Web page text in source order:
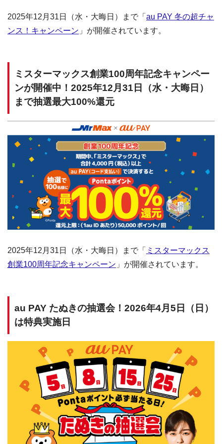
2025年12月31日（水・大晦日）まで「 au PAY 冬の超チャ
ンス！キャンペーン 」が開催されています。
ミスターマックス創業100周年記念キャンペー
ンが開催中！2025年12月31日（水・大晦日）
まで抽選最大100%還元
2025年12月31日（水・大晦日）まで「 ミスターマックス
創業100周年記念キャンペーン 」が開催されています。
au PAY たぬきの抽選会！2026年4月5日（日）
は特典実施日